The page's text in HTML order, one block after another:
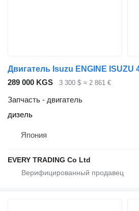
Двигатель Isuzu ENGINE ISUZU
289 000 KGS
3 300 $ ≈ 2 861 €
Запчасть - двигатель
дизель
Япония
EVERY TRADING Co Ltd